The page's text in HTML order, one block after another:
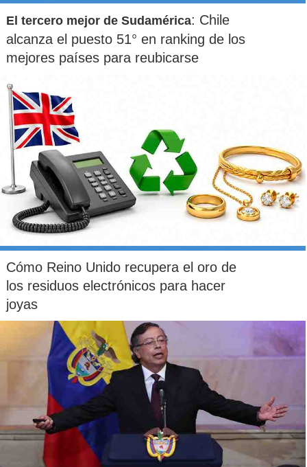
El tercero mejor de Sudamérica: Chile
alcanza el puesto 51° en ranking de los
mejores países para reubicarse
Cómo Reino Unido recupera el oro de
los residuos electrónicos para hacer
joyas